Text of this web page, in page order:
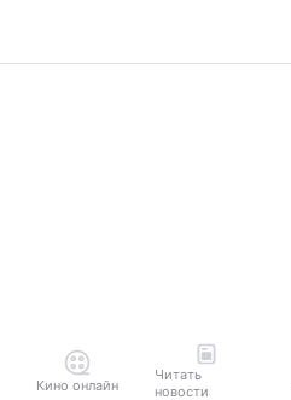
Кино онлайн
Читать
новости